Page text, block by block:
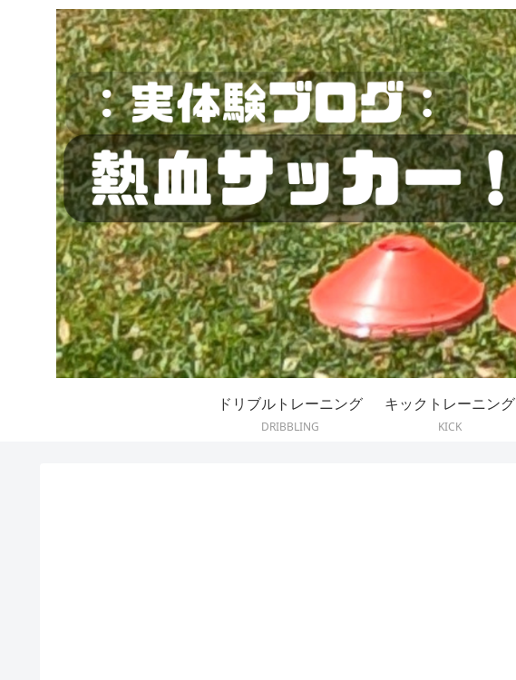
ドリブルトレーニング
DRIBBLING
キックトレーニング
KICK